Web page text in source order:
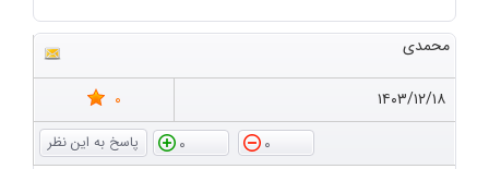
محمدی
۱۴۰۳/۱۲/۱۸
0
0
0